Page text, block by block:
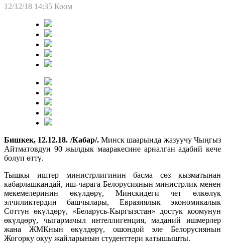
12/12/18 14:35 Коом
Бишкек, 12.12.18. /Кабар/. Минск шаарында жазуучу Чыңгыз
Айтматовдун 90 жылдык мааракесине арналган адабий кече
болуп өттү.
Тышкы иштер министрлигинин басма сөз кызматынан
кабарлашкандай, иш-чарага Белорусиянын министрлик менен
мекемелеринин өкүлдөрү, Минскидеги чет өлкөлүк
элчиликтердин башчылары, Евразиялык экономикалык
Соттун өкүлдөрү, «Беларусь-Кыргызстан» достук коомунун
өкүлдөрү, чыгармачыл интеллигенция, маданий ишмерлер
жана ЖМКнын өкүлдөрү, ошондой эле Белорусиянын
Жогорку окуу жайларынын студенттери катышышты.